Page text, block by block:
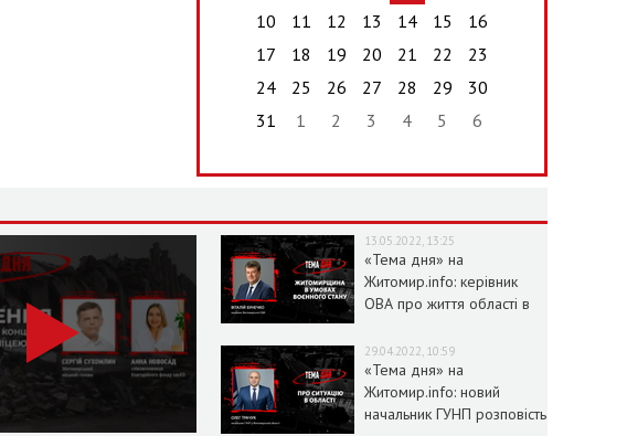
10
11 12 13 14 15
16
17
18 19 20 21 22
23
24
25 26 27 28 29
30
31
1 2 3 4 5 6
13.05.2022, 13:25
«Тема дня» на
Житомир.info: керівник
ОВА про життя області в
29.04.2022, 10:59
«Тема дня» на
Житомир.info: новий
начальник ГУНП розповість